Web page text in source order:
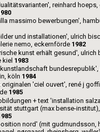
reinhard hoeps,
massimo bewerbungen',
und installationen', ulrich
nemo, eckernförde 1982
kunst erhält gesund', ulrich
kiel 1983
köln 1984
'ciel ouvert', rené j
1985
+ text 'installation
stuttgart (max bense-
nord' (mit gudmundsson,